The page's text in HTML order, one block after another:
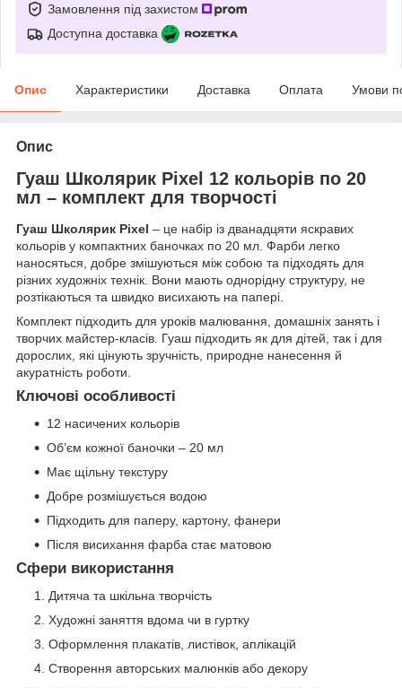
Замовлення під захистом
Доступна доставка
Опис Характеристики Доставка Оплата Умови
Опис
Гуаш Школярик Pixel 12 кольорів по 20
мл – комплект для творчості
Гуаш Школярик Pixel – це набір із дванадцяти яскравих
кольорів у компактних баночках по 20 мл. Фарби легко
наносяться, добре змішуються між собою та підходять для
різних художніх технік. Вони мають однорідну структуру, не
розтікаються та швидко висихають на папері.
Комплект підходить для уроків малювання, домашніх занять і
творчих майстер-класів. Гуаш підходить як для дітей, так і для
дорослих, які цінують зручність, природне нанесення й
акуратність роботи.
Ключові особливості
12 насичених кольорів
Об’єм кожної баночки – 20 мл
Має щільну текстуру
Добре розмішується водою
Підходить для паперу, картону, фанери
Після висихання фарба стає матовою
Сфери використання
Дитяча та шкільна творчість
Художні заняття вдома чи в гуртку
Оформлення плакатів, листівок, аплікацій
Створення авторських малюнків або декору